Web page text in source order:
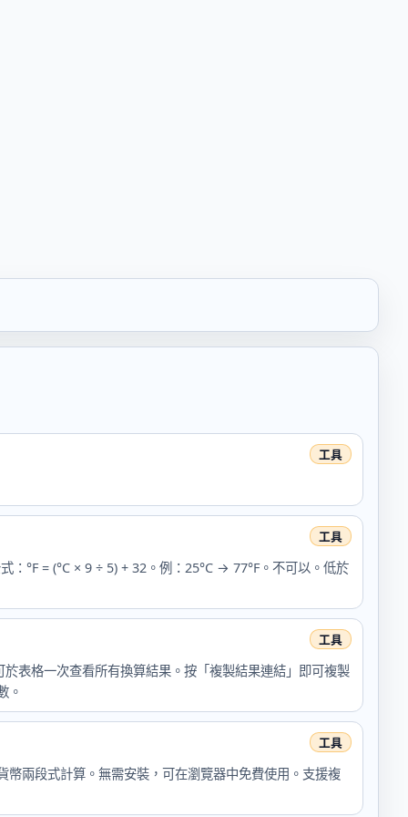
：°F = (°C × 9 ÷ 5) + 32。例：25°C → 77°F。不可以。低於
表格一次查看所有換算結果。按「複製結果連結」即可複製
。
兩段式計算。無需安裝，可在瀏覽器中免費使用。支援複